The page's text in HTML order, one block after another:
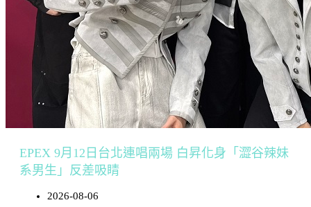
EPEX 9月12日台北連唱兩場 白昇化身「澀谷辣妹
系男生」反差吸睛
2026-08-06